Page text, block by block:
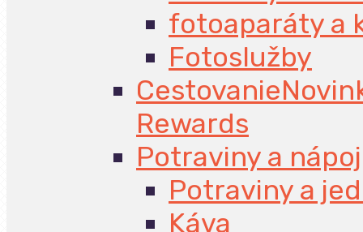
fotoaparáty a
Fotoslužby
Cestovanie
Rewards
Potraviny a
Potraviny a
Káva